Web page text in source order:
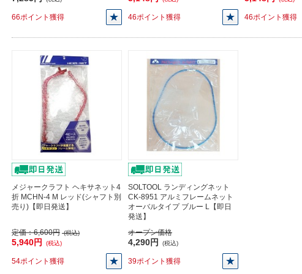
66ポイント獲得 46ポイント獲得 46ポイント獲得
メジャークラフト ヘキサネット4
折 MCHN-4 M レッド(シャフト別
売り)【即日発送】
定価：6,600円 (税込)
5,940円 (税込)
54ポイント獲得
SOLTOOL ランディングネット
CK-8951 アルミフレームネット
オーバルタイプ ブルー L【即日
発送】
オープン価格
4,290円 (税込)
39ポイント獲得